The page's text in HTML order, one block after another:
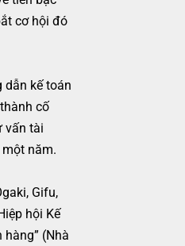
cơ hội đó
dẫn kế toán
cố
vấn tài
năm.
Gifu,
hội Kế
(Nhà